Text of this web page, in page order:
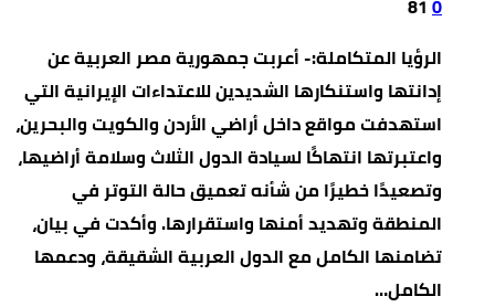
الرؤيا المتكاملة:- أعربت جمهورية مصر العربية عن
إدانتها واستنكارها الشديدين للاعتداءات الإيرانية التي
استهدفت مواقع داخل أراضي الأردن والكويت والبحرين،
واعتبرتها انتهاكًا لسيادة الدول الثلاث وسلامة أراضيها،
وتصعيدًا خطيرًا من شأنه تعميق حالة التوتر في
المنطقة وتهديد أمنها واستقرارها. وأكدت في بيان،
تضامنها الكامل مع الدول العربية الشقيقة، ودعمها
الكامل…